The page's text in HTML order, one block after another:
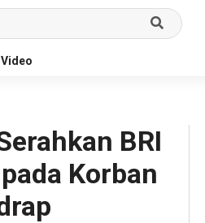
Video
BRI
Korban